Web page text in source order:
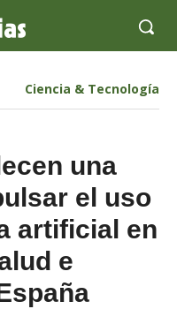
Ciencia & Tecnología
una
el uso
artificial en
e